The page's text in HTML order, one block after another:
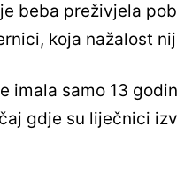
beba preživjela
koja nažalost
imala samo 13
gdje su liječnici